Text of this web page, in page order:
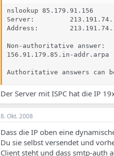
nslookup 85.179.91.156
Server:
Address:
Non-authoritative answer:
156.91.179.85.in-
Authoritative answers can
Der Server mit ISPC hat die IP
8. Okt. 2008
Dass die IP oben eine
Du sie selbst versendet und
Client steht und dass smtp-auth